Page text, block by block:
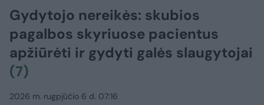
Gydytojo nereikės: skubios
pagalbos skyriuose pacientus
apžiūrėti ir gydyti galės slaugytojai
(7)
2026 m. rugpjūčio 6 d. 07:16